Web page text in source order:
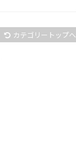
カテゴリートップへ